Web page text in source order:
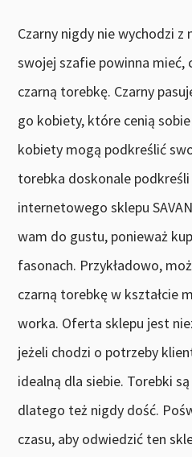
Czarny nigdy nie wychodzi
swojej szafie powinna mieć,
czarną torebkę. Czarny
go kobiety, które cenią
kobiety mogą podkreślić
torebka doskonale
internetowego sklepu
wam do gustu, ponieważ
fasonach. Przykładowo,
czarną torebkę w kształcie
worka. Oferta sklepu jest
jeżeli chodzi o potrzeby
idealną dla siebie. Torebki
dlatego też nigdy dość.
czasu, aby odwiedzić ten